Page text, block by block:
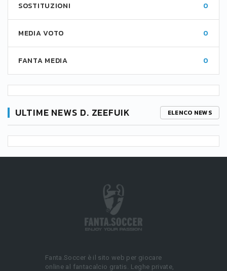
SOSTITUZIONI 0
MEDIA VOTO 0
FANTA MEDIA 0
ULTIME NEWS D. ZEEFUIK ELENCO NEWS
Fanta.Soccer è il sito web per giocare
online al fantacalcio gratis. Leghe private,